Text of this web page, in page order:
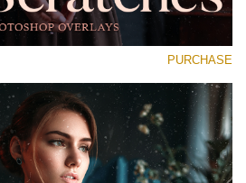
PURCHASE